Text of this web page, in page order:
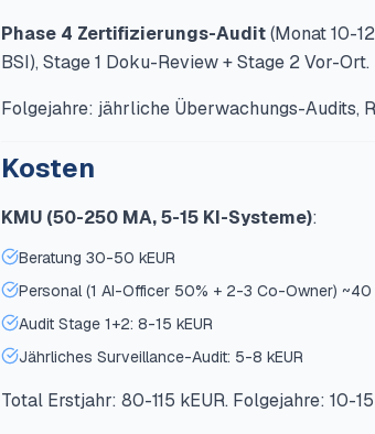
Phase 4 Zertifizierungs-Audit(Monat 10-
BSI), Stage 1 Doku-Review + Stage 2 Vor-Ort.
Folgejahre: jährliche Überwachungs-Audits,
Kosten
KMU (50-250 MA, 5-15 KI-Systeme):
Beratung 30-50 kEUR
Personal (1 AI-Officer 50% + 2-3 Co-Owner) ~40
Audit Stage 1+2: 8-15 kEUR
Jährliches Surveillance-Audit: 5-8 kEUR
Total Erstjahr: 80-115 kEUR. Folgejahre: 10-15